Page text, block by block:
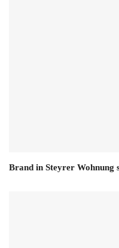
Brand in Steyrer Wohnung